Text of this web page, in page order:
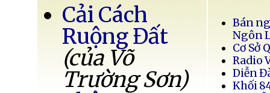
Cải Cách
Ruộng Đất
(của Võ
Trường Sơn)
Bán
Ngôn
Cơ Sở
Radio
Diễn
Khối